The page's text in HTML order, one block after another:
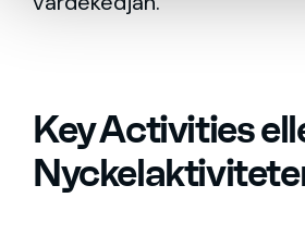
Key Activities